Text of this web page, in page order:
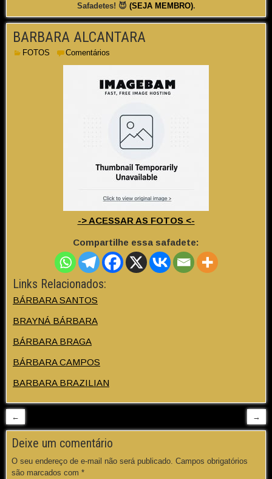
Safadetes! 😈 (SEJA MEMBRO).
BARBARA ALCANTARA
FOTOS Comentários
-> ACESSAR AS FOTOS <-
Compartilhe essa safadete:
Links Relacionados:
BÁRBARA SANTOS
BRAYNÁ BÁRBARA
BÁRBARA BRAGA
BÁRBARA CAMPOS
BARBARA BRAZILIAN
← →
Deixe um comentário
O seu endereço de e-mail não será publicado. Campos obrigatórios
são marcados com *